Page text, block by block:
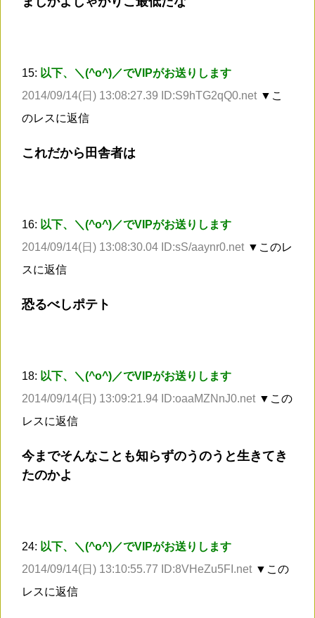
15: 以下、＼(^o^)／でVIPがお送りします
2014/09/14(日) 13:08:27.39 ID:S9hTG2qQ0.net ▼こ
のレスに返信
これだから田舎者は
16: 以下、＼(^o^)／でVIPがお送りします
2014/09/14(日) 13:08:30.04 ID:sS/aaynr0.net ▼このレ
スに返信
恐るべしポテト
18: 以下、＼(^o^)／でVIPがお送りします
2014/09/14(日) 13:09:21.94 ID:oaaMZNnJ0.net ▼この
レスに返信
今までそんなことも知らずのうのうと生きてき
たのかよ
24: 以下、＼(^o^)／でVIPがお送りします
2014/09/14(日) 13:10:55.77 ID:8VHeZu5FI.net ▼この
レスに返信